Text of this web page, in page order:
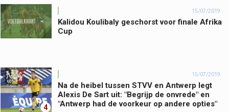
15/07/2019
Kalidou Koulibaly geschorst voor finale Afrika
Cup
4
15/07/2019
Na de heibel tussen STVV en Antwerp legt
Alexis De Sart uit: "Begrijp de onvrede" en
"Antwerp had de voorkeur op andere opties"